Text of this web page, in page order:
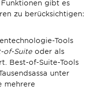
gibt es
zu berücksichtigen:
Tools
of-Suite
Best-of-Suite-Tools
unter
mehrere